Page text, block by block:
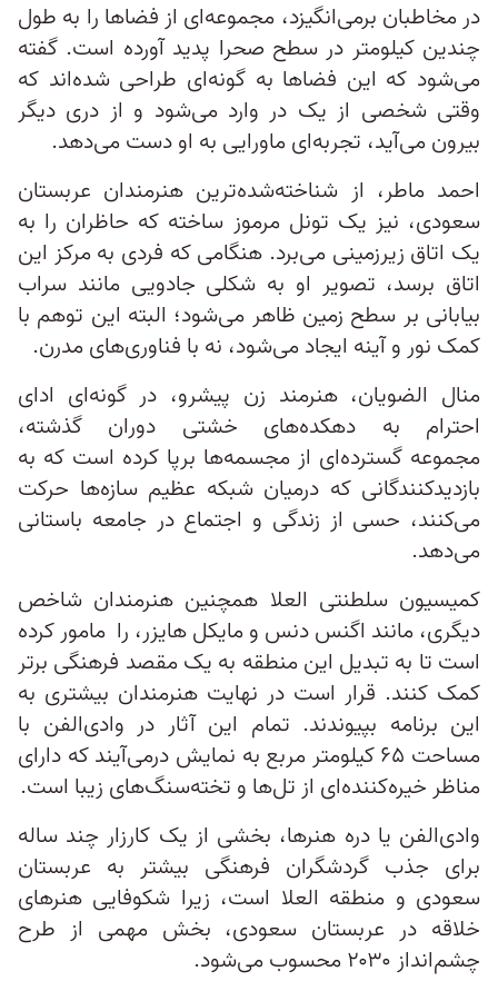
در مخاطبان برمی‌انگیزد، مجموعه‌ای از فضاها را به‌ طول
چندین کیلومتر در سطح صحرا پدید آورده است. گفته
می‌شود که این فضاها به گونه‌ای طراحی شده‌اند که
وقتی شخصی از یک در وارد می‌شود و از دری دیگر
بیرون می‌آید، تجربه‌ای ماورایی به او دست می‌دهد.
احمد ماطر، از شناخته‌شده‌ترین هنرمندان عربستان
سعودی، نیز یک تونل مرموز ساخته که حاظران را به
یک اتاق زیرزمینی می‌برد. هنگامی که فردی به مرکز این
اتاق برسد، تصویر او به ‌شکلی جادویی مانند سراب
بیابانی بر سطح زمین ظاهر می‌شود؛ البته این توهم با
کمک نور و آینه ایجاد می‌شود، نه با فناوری‌های مدرن.
منال الضویان، هنرمند زن پیشرو، در گونه‌ای ادای
احترام به دهکده‌های خشتی دوران گذشته،
مجموعه گسترده‌ای از مجسمه‌‌‌ها برپا کرده است که به
بازدیدکنندگانی که درمیان شبکه عظیم سازه‌ها حرکت
می‌کنند، حسی از زندگی و اجتماع در جامعه باستانی
می‌دهد.
کمیسیون سلطنتی العلا همچنین هنرمندان شاخص
دیگری، مانند اگنس دنس و مایکل هایزر، را مامور کرده
است تا به تبدیل این منطقه به یک مقصد فرهنگی برتر
کمک کنند. قرار است در نهایت هنرمندان بیشتری به
این برنامه بپیوندند. تمام این آثار در وادی‌الفن با
مساحت ۶۵ کیلومتر مربع به نمایش درمی‌آیند که دارای
مناظر خیره‌کننده‌ای از تل‌ها و تخته‌سنگ‌های زیبا است.
وادی‌‌الفن یا دره هنرها، بخشی از یک کارزار چند ساله
برای جذب گردشگران فرهنگی بیشتر به عربستان
سعودی و منطقه العلا است، زیرا شکوفایی هنرهای
خلاقه در عربستان سعودی، بخش مهمی از طرح
چشم‌انداز ۲۰۳۰ محسوب می‌شود.